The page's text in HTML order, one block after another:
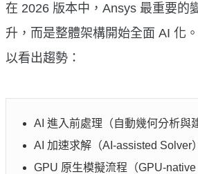
在 2026 版本中，Ansys 最重要的
升，而是整體架構開始全面 AI 化
以看出趨勢：
AI 進入前處理（自動幾何分析與
AI 加速求解（AI-assisted Solver）
GPU 原生模擬流程（GPU-native